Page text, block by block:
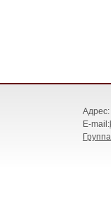
Адрес:
E-mail: